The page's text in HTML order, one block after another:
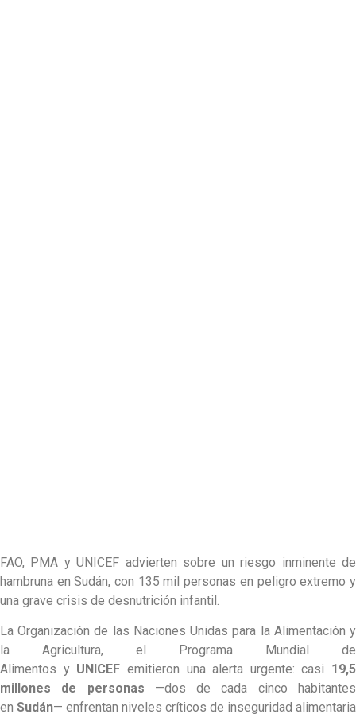
FAO, PMA y UNICEF advierten sobre un riesgo inminente de
hambruna en Sudán, con 135 mil personas en peligro extremo y
una grave crisis de desnutrición infantil.
La Organización de las Naciones Unidas para la Alimentación y
la Agricultura, el Programa Mundial de
Alimentos y UNICEF emitieron una alerta urgente: casi 19,5
millones de personas —dos de cada cinco habitantes
en Sudán— enfrentan niveles críticos de inseguridad alimentaria